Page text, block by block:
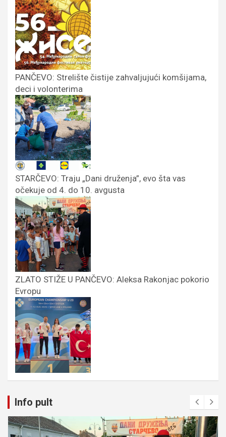
PANČEVO: Strelište čistije zahvaljujući komšijama,
deci i volonterima
STARČEVO: Traju „Dani druženja”, evo šta vas
očekuje od 4. do 10. avgusta
ZLATO STIŽE U PANČEVO: Aleksa Rakonjac pokorio
Evropu
Info pult